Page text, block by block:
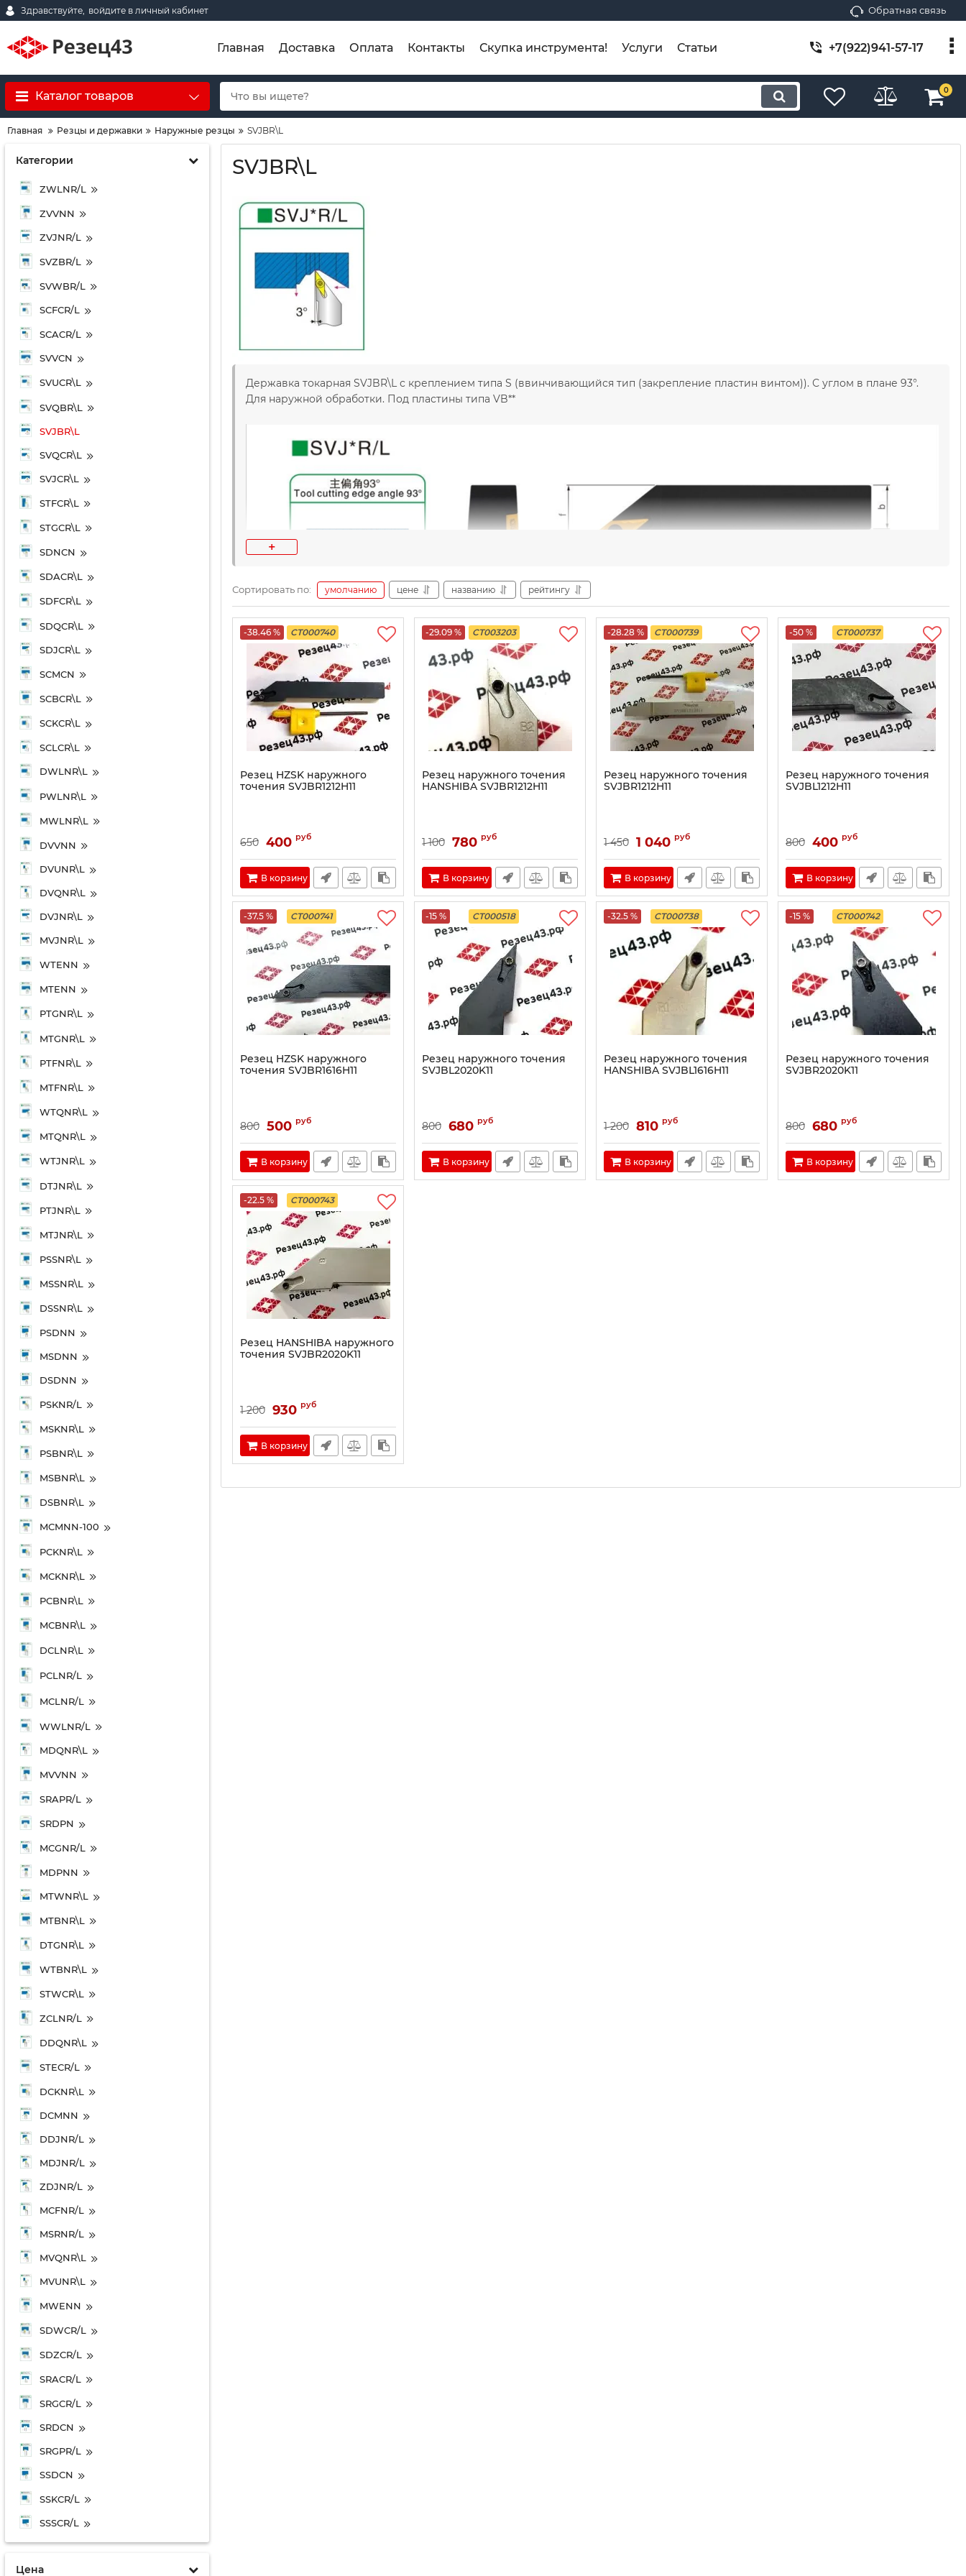
Здравствуйте, войдите в личный кабинет Обратная связь
Главная Доставка Оплата Контакты Скупка инструмента! Услуги Статьи +7(922)941-57-17
Каталог товаров 0
Главная Резцы и державки Наружные резцы SVJBR\L
Категории
ZWLNR/L
ZVVNN
ZVJNR/L
SVZBR/L
SVWBR/L
SCFCR/L
SCACR/L
SVVCN
SVUCR\L
SVQBR\L
SVJBR\L
SVQCR\L
SVJCR\L
STFCR\L
STGCR\L
SDNCN
SDACR\L
SDFCR\L
SDQCR\L
SDJCR\L
SCMCN
SCBCR\L
SCKCR\L
SCLCR\L
DWLNR\L
PWLNR\L
MWLNR\L
DVVNN
DVUNR\L
DVQNR\L
DVJNR\L
MVJNR\L
WTENN
MTENN
PTGNR\L
MTGNR\L
PTFNR\L
MTFNR\L
WTQNR\L
MTQNR\L
WTJNR\L
DTJNR\L
PTJNR\L
MTJNR\L
PSSNR\L
MSSNR\L
DSSNR\L
PSDNN
MSDNN
DSDNN
PSKNR/L
MSKNR\L
PSBNR\L
MSBNR\L
DSBNR\L
MCMNN-100
PCKNR\L
MCKNR\L
PCBNR\L
MCBNR\L
DCLNR\L
PCLNR/L
MCLNR/L
WWLNR/L
MDQNR\L
MVVNN
SRAPR/L
SRDPN
MCGNR/L
MDPNN
MTWNR\L
MTBNR\L
DTGNR\L
WTBNR\L
STWCR\L
ZCLNR/L
DDQNR\L
STECR/L
DCKNR\L
DCMNN
DDJNR/L
MDJNR/L
ZDJNR/L
MCFNR/L
MSRNR/L
MVQNR\L
MVUNR\L
MWENN
SDWCR/L
SDZCR/L
SRACR/L
SRGCR/L
SRDCN
SRGPR/L
SSDCN
SSKCR/L
SSSCR/L
Цена
SVJBR\L
Державка токарная SVJBR\L с креплением типа S (ввинчивающийся тип (закрепление пластин винтом)). С углом в плане 93°.
Для наружной обработки. Под пластины типа VB**
+
Сортировать по: умолчанию цене названию рейтингу
-38.46 % CT000740
Резец HZSK наружного
точения SVJBR1212H11
650 400 руб
В корзину
-29.09 % CT003203
Резец наружного точения
HANSHIBA SVJBR1212H11
1 100 780 руб
В корзину
-28.28 % CT000739
Резец наружного точения
SVJBR1212H11
1 450 1 040 руб
В корзину
-50 % CT000737
Резец наружного точения
SVJBL1212H11
800 400 руб
В корзину
-37.5 % CT000741
Резец HZSK наружного
точения SVJBR1616H11
800 500 руб
В корзину
-15 % CT000518
Резец наружного точения
SVJBL2020K11
800 680 руб
В корзину
-32.5 % CT000738
Резец наружного точения
HANSHIBA SVJBL1616H11
1 200 810 руб
В корзину
-15 % CT000742
Резец наружного точения
SVJBR2020K11
800 680 руб
В корзину
-22.5 % CT000743
Резец HANSHIBA наружного
точения SVJBR2020K11
1 200 930 руб
В корзину